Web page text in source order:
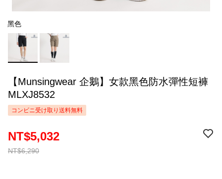
黑色
【Munsingwear 企鵝】女款黑色防水彈性短褲
MLXJ8532
コンビニ受け取り送料無料
NT$6,290
NT$5,032